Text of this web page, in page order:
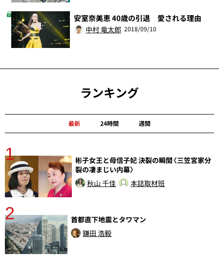
安室奈美恵 40歳の引退 愛される理由
中村 竜太郎 2018/09/10
ランキング
最新 24時間 週間
1
彬子女王と母信子妃 決裂の瞬間〈三笠宮家分
裂の凄まじい内幕〉
秋山 千佳
本誌取材班
2
首都直下地震とタワマン
鎌田 浩毅